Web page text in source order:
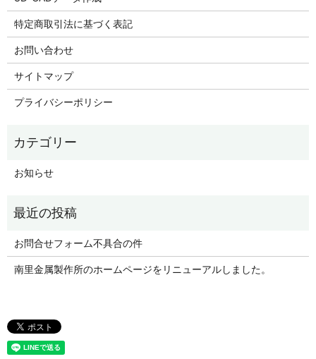
特定商取引法に基づく表記
お問い合わせ
サイトマップ
プライバシーポリシー
お知らせ
お問合せフォーム不具合の件
南里金属製作所のホームページをリニューアルしました。